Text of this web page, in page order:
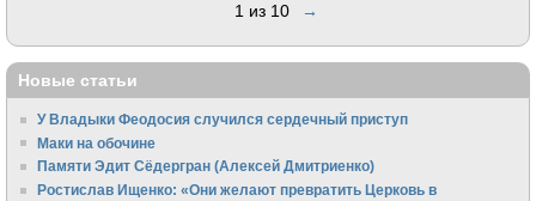
1 из 10 →
Новые статьи
У Владыки Феодосия случился сердечный приступ
Маки на обочине
Памяти Эдит Сёдергран (Алексей Дмитриенко)
Ростислав Ищенко: «Они желают превратить Церковь в